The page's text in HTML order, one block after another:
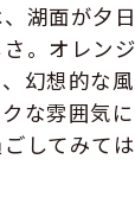
湖面が夕
。オレン
幻想的な
な雰囲気に
してみて